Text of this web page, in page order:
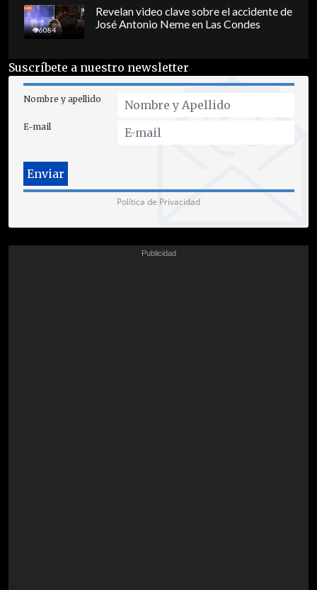
6084
Revelan video clave sobre el accidente de
José Antonio Neme en Las Condes
Suscríbete a nuestro newsletter
Nombre y apellido
E-mail
Política de Privacidad